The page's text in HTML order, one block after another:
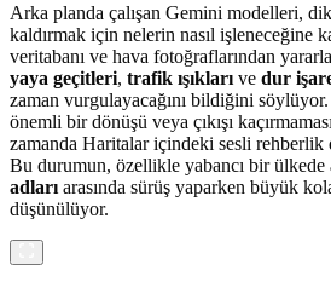
Arka planda çalışan Gemini modelleri,
kaldırmak için nelerin nasıl işleneceğine
veritabanı ve hava fotoğraflarından
yaya geçitleri, trafik ışıkları ve dur
zaman vurgulayacağını bildiğini
önemli bir dönüşü veya çıkışı
zamanda Haritalar içindeki sesli rehberlik
Bu durumun, özellikle yabancı bir ülkede
adları arasında sürüş yaparken büyük
düşünülüyor.